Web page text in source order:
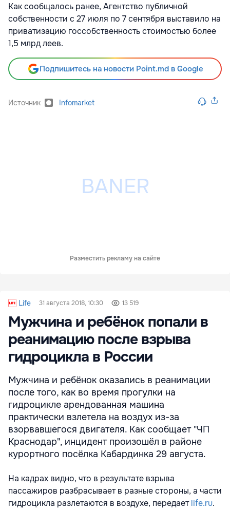
Как сообщалось ранее, Агентство публичной
собственности с 27 июля по 7 сентября выставило на
приватизацию госсобственность стоимостью более
1,5 млрд леев.
Подпишитесь на новости Point.md в Google
Источник Infomarket
Разместить рекламу на сайте
Life 31 августа 2018, 10:30 13 519
Мужчина и ребёнок попали в
реанимацию после взрыва
гидроцикла в России
Мужчина и ребёнок оказались в реанимации
после того, как во время прогулки на
гидроцикле арендованная машина
практически взлетела на воздух из-за
взорвавшегося двигателя. Как сообщает "ЧП
Краснодар", инцидент произошёл в районе
курортного посёлка Кабардинка 29 августа.
На кадрах видно, что в результате взрыва
пассажиров разбрасывает в разные стороны, а части
гидроцикла разлетаются в воздухе, передаетlife.ru.